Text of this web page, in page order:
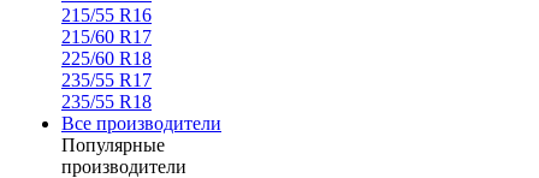
215/55 R16
215/60 R17
225/60 R18
235/55 R17
235/55 R18
Все производители
Популярные
производители